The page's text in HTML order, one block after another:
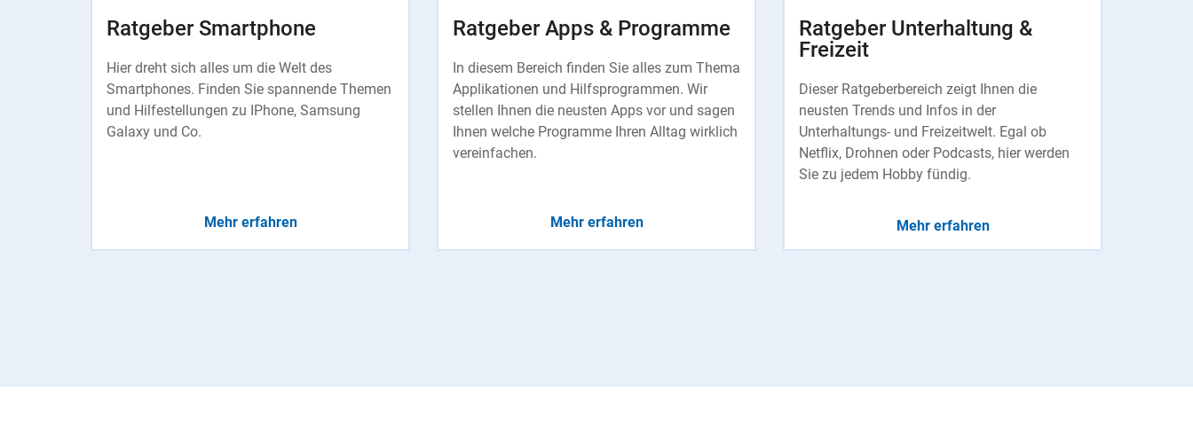
Ratgeber Smartphone
Hier dreht sich alles um die Welt des
Smartphones. Finden Sie spannende Themen
und Hilfestellungen zu IPhone, Samsung
Galaxy und Co.
Mehr erfahren
Ratgeber Apps & Programme
In diesem Bereich finden Sie alles zum Thema
Applikationen und Hilfsprogrammen. Wir
stellen Ihnen die neusten Apps vor und sagen
Ihnen welche Programme Ihren Alltag wirklich
vereinfachen.
Mehr erfahren
Ratgeber Unterhaltung &
Freizeit
Dieser Ratgeberbereich zeigt Ihnen die
neusten Trends und Infos in der
Unterhaltungs- und Freizeitwelt. Egal ob
Netflix, Drohnen oder Podcasts, hier werden
Sie zu jedem Hobby fündig.
Mehr erfahren